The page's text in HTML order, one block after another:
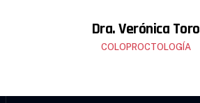
Dra. Verónica Toro
COLOPROCTOLOGÍA